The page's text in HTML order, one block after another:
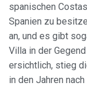
spanischen
Spanien zu
an, und es gibt
Villa in der
ersichtlich, stieg
in den Jahren